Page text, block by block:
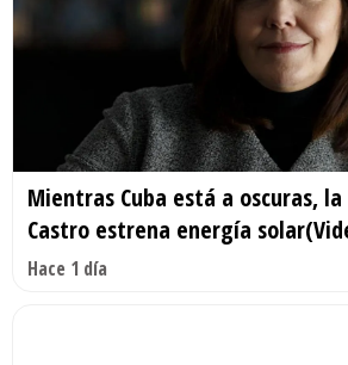
Mientras Cuba está a oscuras,
Castro estrena energía
Hace 1 día